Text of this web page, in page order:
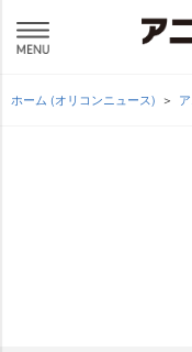
ホーム (オリコンニュース)